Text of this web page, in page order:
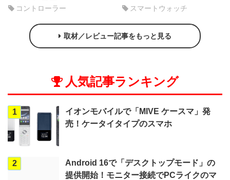
コントローラー スマートウォッチ
取材／レビュー記事をもっと見る
人気記事ランキング
1
イオンモバイルで「MIVE ケースマ」発
売！ケータイタイプのスマホ
2
Android 16で「デスクトップモード」の
提供開始！モニター接続でPCライクのマ